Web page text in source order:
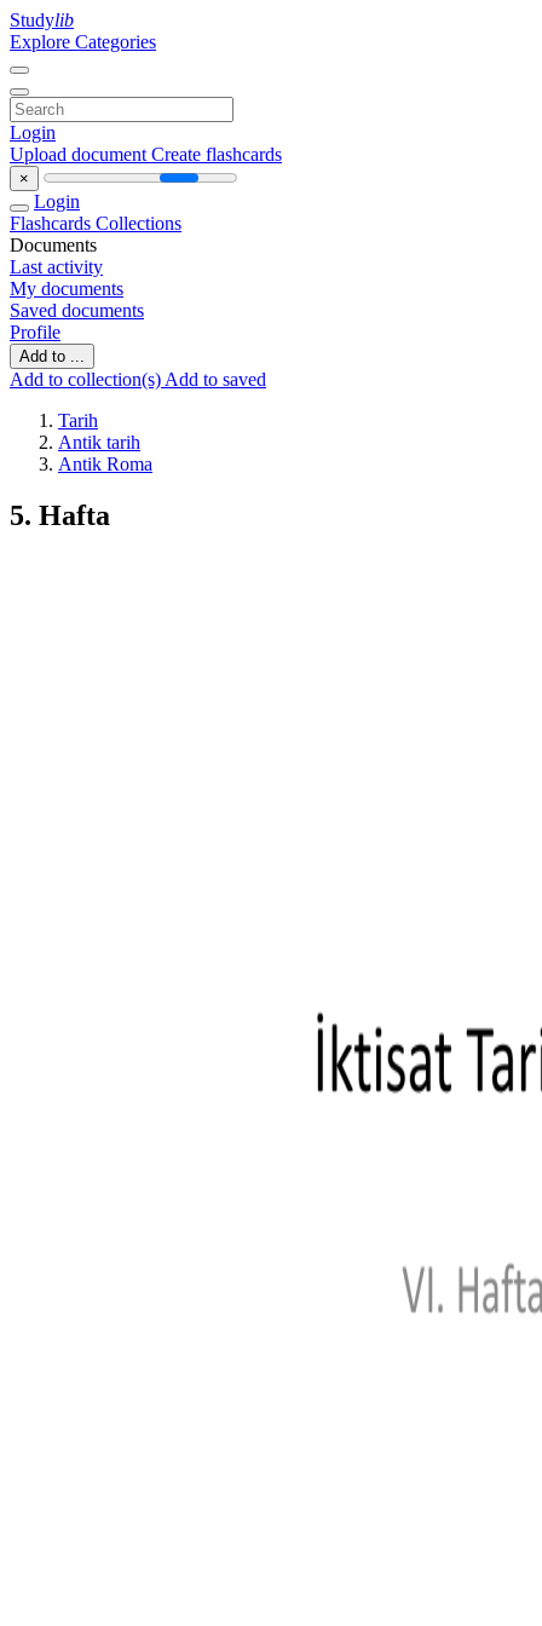
Studylib
Explore Categories
Login
Upload document Create flashcards
×
Login
Flashcards Collections
Documents
Last activity
My documents
Saved documents
Profile
Add to ...
Add to collection(s) Add to saved
Tarih
Antik tarih
Antik Roma
5. Hafta